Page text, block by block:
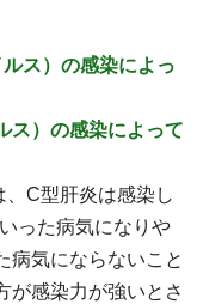
ス）の感染によっ
ス）の感染によって
C型肝炎は感染し
った病気になりや
病気にならないこと
が感染力が強いとさ